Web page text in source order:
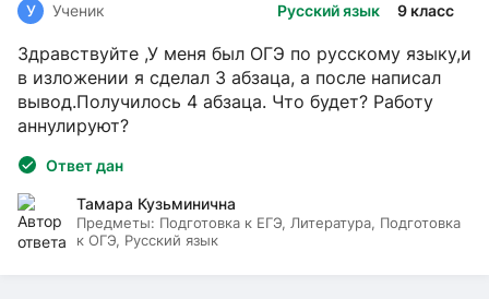
Русский язык 9 класс
У Ученик
Здравствуйте ,У меня был ОГЭ по русскому языку,и
в изложении я сделал 3 абзаца, а после написал
вывод.Получилось 4 абзаца. Что будет? Работу
аннулируют?
Ответ дан
Тамара Кузьминична
Предметы: Подготовка к ЕГЭ, Литература, Подготовка
к ОГЭ, Русский язык